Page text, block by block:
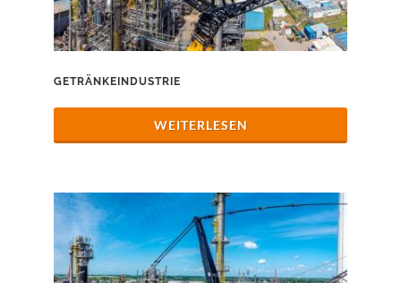
GETRÄNKEINDUSTRIE
WEITERLESEN